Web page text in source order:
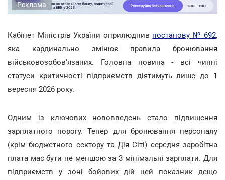
Реклама
Кабінет Міністрів України оприлюднив постанову № 692,
яка кардинально змінює правила бронювання
військовозобов'язаних. Головна новина - всі чинні
статуси критичності підприємств діятимуть лише до 1
вересня 2026 року.
Одним із ключових нововведень стало підвищення
зарплатного порогу. Тепер для бронювання персоналу
(крім бюджетного сектору та Дія Сіті) середня заробітна
плата має бути не меншою за 3 мінімальні зарплати. Для
підприємств у зоні бойових дій цей показник дещо